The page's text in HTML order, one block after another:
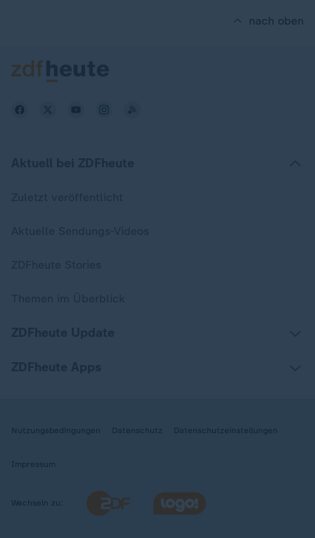
nach oben
Nutzungsbedingungen Datenschutz Datenschutzeinstellungen
Impressum
Wechseln zu: